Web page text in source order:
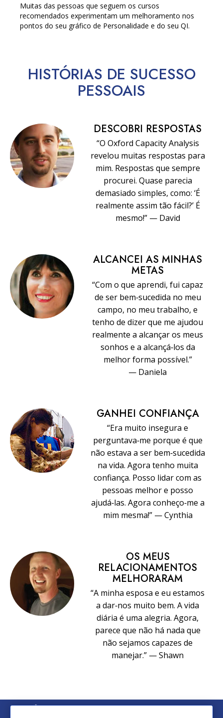
Muitas das pessoas que seguem os cursos
recomendados experimentam um melhoramento nos
pontos do seu gráfico de Personalidade e do seu QI.
HISTÓRIAS DE SUCESSO
PESSOAIS
DESCOBRI RESPOSTAS
“O Oxford Capacity Analysis
revelou muitas respostas para
mim. Respostas que sempre
procurei. Quase parecia
demasiado simples, como: ‘É
realmente assim tão fácil?’ É
mesmo!” — David
ALCANCEI AS MINHAS
METAS
“Com o que aprendi, fui capaz
de ser bem‑sucedida no meu
campo, no meu trabalho, e
tenho de dizer que me ajudou
realmente a alcançar os meus
sonhos e a alcançá‑los da
melhor forma possível.”
— Daniela
GANHEI CONFIANÇA
“Era muito insegura e
perguntava‑me porque é que
não estava a ser bem‑sucedida
na vida. Agora tenho muita
confiança. Posso lidar com as
pessoas melhor e posso
ajudá‑las. Agora conheço‑me a
mim mesma!” — Cynthia
OS MEUS
RELACIONAMENTOS
MELHORARAM
“A minha esposa e eu estamos
a dar‑nos muito bem. A vida
diária é uma alegria. Agora,
parece que não há nada que
não sejamos capazes de
manejar.” — Shawn